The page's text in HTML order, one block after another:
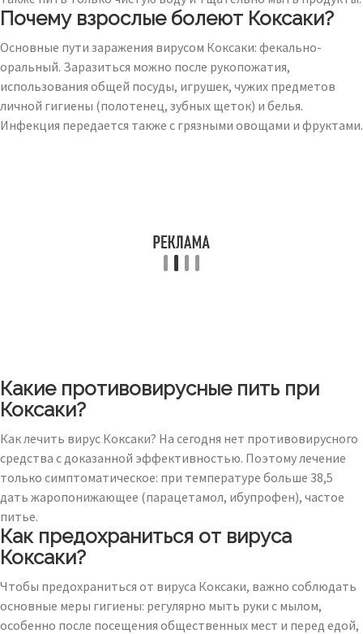
Почему взрослые болеют Коксаки?
Основные пути заражения вирусом Коксаки: фекально-
оральный. Заразиться можно после рукопожатия,
использования общей посуды, игрушек, чужих предметов
личной гигиены (полотенец, зубных щеток) и белья.
Инфекция передается также с грязными овощами и фруктами.
Какие противовирусные пить при
Коксаки?
Как лечить вирус Коксаки? На сегодня нет противовирусного
средства с доказанной эффективностью. Поэтому лечение
только симптоматическое: при температуре больше 38,5
дать жаропонижающее (парацетамол, ибупрофен), частое
питье.
Как предохраниться от вируса
Коксаки?
Чтобы предохраниться от вируса Коксаки, важно соблюдать
основные меры гигиены: регулярно мыть руки с мылом,
особенно после посещения общественных мест и перед едой,